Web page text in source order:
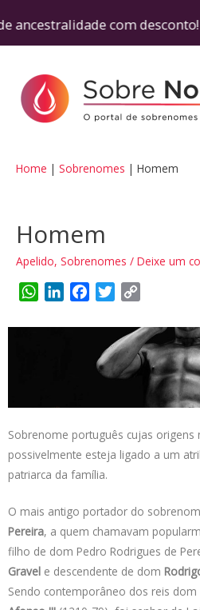
ancestralidade com
Home Sobrenomes Homem
Homem
Apelido, Sobrenomes / Deixe um
W
a
p
n
I
c
b
o
i
t
t
r
p
y
L
n
Sobrenome português cujas origens
possivelmente esteja ligado a um
patriarca da família.
O mais antigo portador do
Pereira, a quem chamavam
filho de dom Pedro Rodrigues de
Gravel e descendente de dom
Sendo contemporâneo dos reis dom